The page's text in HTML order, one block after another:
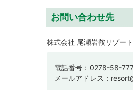
お問い合わせ先
株式会社 尾瀬岩鞍リゾー
電話番号：0278-58-
メールアドレス：